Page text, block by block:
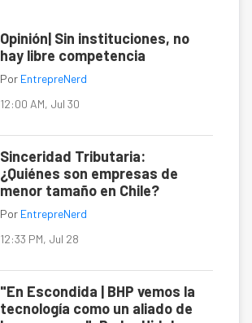
Opinión| Sin instituciones, no
hay libre competencia
Por EntrepreNerd
12:00 AM, Jul 30
Sinceridad Tributaria:
¿Quiénes son empresas de
menor tamaño en Chile?
Por EntrepreNerd
12:33 PM, Jul 28
"En Escondida | BHP vemos la
tecnología como un aliado de